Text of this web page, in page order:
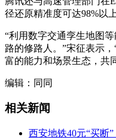
径还原精准度可达98%以上
“利用数字交通孪生地图
路的修路人。”宋征表示
富的能力和场景生态，共
编辑：同同
相关新闻
西安地铁40元“买断